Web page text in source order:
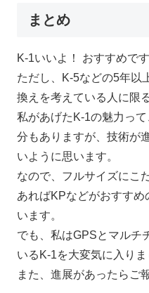
まとめ
K-1いいよ！ おすすめです
ただし、K-5などの5年以
換えを考えている人に限る
私があげたK-1の魅力っ
分もありますが、技術が
いように思います。
なので、フルサイズにこ
あればKPなどがおすす
います。
でも、私はGPSとマルチ
いるK-1を大変気に入りま
また、進展があったらご